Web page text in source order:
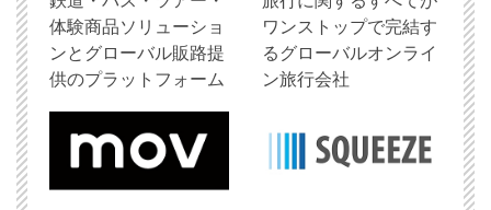
体験商品ソリューショ
ンとグローバル販路提
供のプラットフォーム
ワンストップで完結す
るグローバルオンライ
ン旅行会社